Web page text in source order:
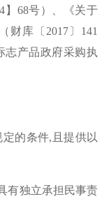
】68号）、《关于
财库〔 2017〕141
产品政府采购执
的条件,且提供以
有独立承担民事责